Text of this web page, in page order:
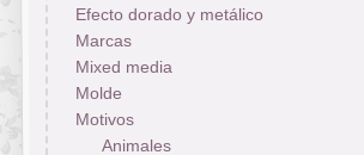
Efecto dorado y metálico
Marcas
Mixed media
Molde
Motivos
Animales